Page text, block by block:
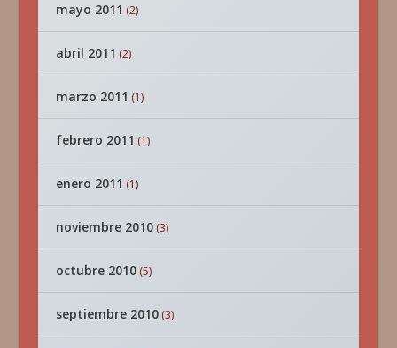
mayo 2011 (2)
abril 2011 (2)
marzo 2011 (1)
febrero 2011 (1)
enero 2011 (1)
noviembre 2010(3)
octubre 2010(5)
septiembre 2010(3)